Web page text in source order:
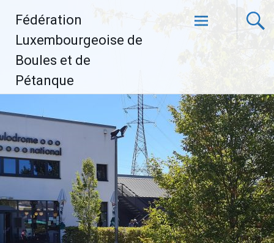
contenu
Fédération
Luxembourgeoise de
Boules et de
Pétanque